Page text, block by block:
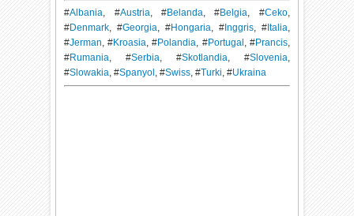
#Albania , #Austria , #Belanda , #Belgia , #Ceko,
#Denmark , #Georgia , #Hongaria , #Inggris, #Italia
#Jerman , #Kroasia , #Polandia , #Portugal , #Prancis,
#Rumania , #Serbia , #Skotlandia , #Slovenia
#Slowakia , #Spanyol , #Swiss , #Turki , #Ukraina